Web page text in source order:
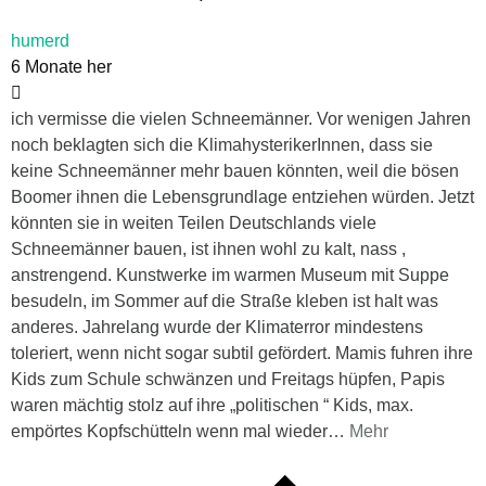
humerd
6 Monate her
ich vermisse die vielen Schneemänner. Vor wenigen Jahren
noch beklagten sich die KlimahysterikerInnen, dass sie
keine Schneemänner mehr bauen könnten, weil die bösen
Boomer ihnen die Lebensgrundlage entziehen würden. Jetzt
könnten sie in weiten Teilen Deutschlands viele
Schneemänner bauen, ist ihnen wohl zu kalt, nass ,
anstrengend. Kunstwerke im warmen Museum mit Suppe
besudeln, im Sommer auf die Straße kleben ist halt was
anderes. Jahrelang wurde der Klimaterror mindestens
toleriert, wenn nicht sogar subtil gefördert. Mamis fuhren ihre
Kids zum Schule schwänzen und Freitags hüpfen, Papis
waren mächtig stolz auf ihre „politischen “ Kids, max.
empörtes Kopfschütteln wenn mal wieder… Mehr